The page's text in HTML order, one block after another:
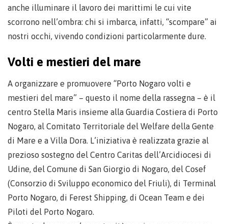
anche illuminare il lavoro dei marittimi le cui vite
scorrono nell’ombra: chi si imbarca, infatti, “scompare” ai
nostri occhi, vivendo condizioni particolarmente dure.
Volti e mestieri del mare
A organizzare e promuovere “Porto Nogaro volti e
mestieri del mare” – questo il nome della rassegna – è il
centro Stella Maris insieme alla Guardia Costiera di Porto
Nogaro, al Comitato Territoriale del Welfare della Gente
di Mare e a Villa Dora. L’iniziativa è realizzata grazie al
prezioso sostegno del Centro Caritas dell’Arcidiocesi di
Udine, del Comune di San Giorgio di Nogaro, del Cosef
(Consorzio di Sviluppo economico del Friuli), di Terminal
Porto Nogaro, di Ferest Shipping, di Ocean Team e dei
Piloti del Porto Nogaro.